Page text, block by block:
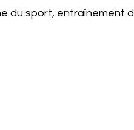
du sport, entraînement